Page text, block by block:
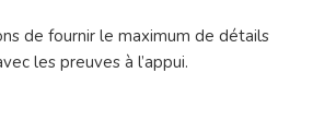
de fournir le maximum de détails
les preuves à l’appui.